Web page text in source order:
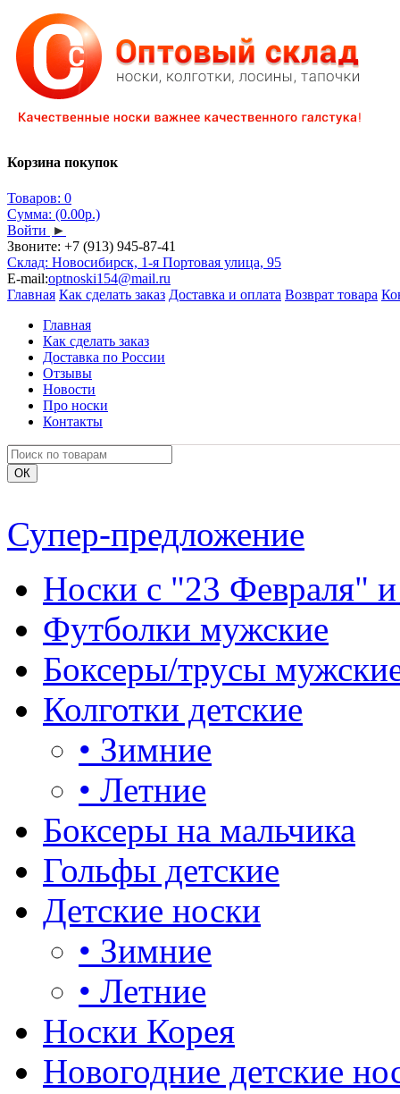
Корзина покупок
Товаров: 0
Сумма: (0.00р.)
Войти ►
Звоните: +7 (913) 945-87-41
Склад: Новосибирск, 1-я Портовая улица, 95
E-mail:optnoski154@mail.ru
Главная Как сделать заказ Доставка и оплата Возврат товара
Главная
Как сделать заказ
Доставка по России
Отзывы
Новости
Про носки
Контакты
Супер-предложение
Носки с "23 Февраля"
Футболки мужские
Боксеры/трусы
Колготки детские
• Зимние
• Летние
Боксеры на мальчика
Гольфы детские
Детские носки
• Зимние
• Летние
Носки Корея
Новогодние детские